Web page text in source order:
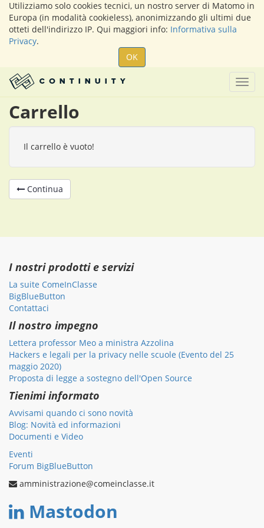
Utilizziamo solo cookies tecnici, un nostro server di Matomo in
Europa (in modalità cookieless), anonimizzando gli ultimi due
otteti dell'indirizzo IP. Qui maggiori info: Informativa sulla
Privacy.
OK
Carrello
Il carrello è vuoto!
Continua
I nostri prodotti e servizi
La suite ComeInClasse
BigBlueButton
Contattaci
Il nostro impegno
Lettera professor Meo a ministra Azzolina
Hackers e legali per la privacy nelle scuole (Evento del 25
maggio 2020)
Proposta di legge a sostegno dell'Open Source
Tienimi informato
Avvisami quando ci sono novità
Blog: Novità ed informazioni
Documenti e Video
Eventi
Forum BigBlueButton
amministrazione@comeinclasse.it
Mastodon